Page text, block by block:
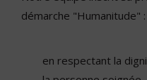
démarche "Humanitude" :
en respectant la